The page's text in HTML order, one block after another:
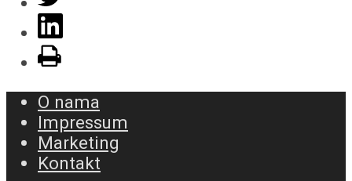
O nama
Impressum
Marketing
Kontakt